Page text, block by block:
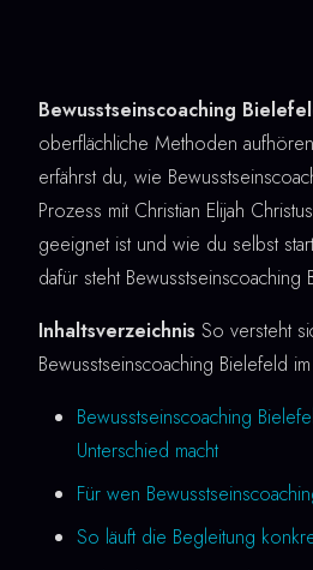
Bewusstseinscoaching
oberflächliche Methoden
erfährst du, wie
Prozess mit Christian Elijah
geeignet ist und wie du selbst
dafür steht Bewusstseinscoaching
Inhaltsverzeichnis So versteht
Bewusstseinscoaching Bielefeld
Bewusstseinscoaching
Unterschied macht
Für wen
So läuft die Begleitung